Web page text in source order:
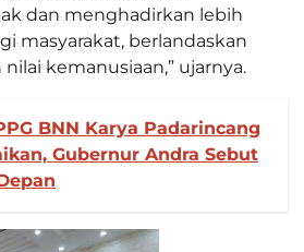
dan menghadirkan lebih
masyarakat, berlandaskan
kemanusiaan,” ujarnya.
BNN Karya Padarincang
Gubernur Andra Sebut